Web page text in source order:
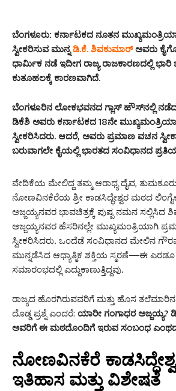
ಬೆಂಗಳೂರು: ಕರ್ನಾಟಕದ ನೂತನ
ಸ್ವೀಕರಿಸುವ ಮುನ್ನಡಿ.ಕೆ. ಶಿವಕುಮಾರ್ಅವರು
ಧಾರ್ಮಿಕ ನಡೆ ಇದೀಗ ರಾಜ್ಯ ರಾಜಕಾರಣದಲ್ಲಿ
ಕುತೂಹಲಕ್ಕೆ ಕಾರಣವಾಗಿದೆ.
ಬೆಂಗಳೂರಿನ ಲೋಕಭವನದ ಗ್ಲಾಸ್ ಹೌಸ್‌ನಲ್ಲಿ ನಡೆದ
ಡಿಕೆಶಿ ಅವರು ಕರ್ನಾಟಕದ 18ನೇ
ಸ್ವೀಕರಿಸಿದರು. ಆದರೆ, ಅವರು ಪ್ರಮಾಣ ವಚನ
ಬರುವಾಗಲೇ ಕೈಯಲ್ಲಿ ಭಾರತದ ಸಂವಿಧಾನದ
ವೇದಿಕೆಯ ಮೇಲಿದ್ದ ತಮ್ಮ ಆರಾಧ್ಯ ದೈವ,
ನೋಣವಿನಕೆರೆಯ ಶ್ರೀ ಕಾಡಸಿದ್ಧೇಶ್ವರ ಮಠದ
ಅಜ್ಜಯ್ಯನವರ ಭಾವಚಿತ್ರಕ್ಕೆ ಪುಷ್ಪ ನಮನ ಸಲ್ಲಿಸಿದ
ಅಜ್ಜಯ್ಯನವರ ಹೆಸರಿನಲ್ಲೇ ಮುಖ್ಯಮಂತ್ರಿಯಾಗಿ
ಸ್ವೀಕರಿಸಿದರು. ಒಂದೆಡೆ ಸಂವಿಧಾನದ ಮೇಲಿನ
ಮುನ್ನಡೆಸಿದ ಆಧ್ಯಾತ್ಮಿಕ ಶಕ್ತಿಯ ಸ್ಮರಣೆ—ಈ ಎರಡೂ
ಸಮಾರಂಭದಲ್ಲಿ ಎದ್ದುಕಾಣುತ್ತಿದ್ದವು.
ರಾಜ್ಯದ ಹೊರಗಿರುವವರಿಗೆ ಮತ್ತು ಹೊಸ
ದೊಡ್ಡ ಪ್ರಶ್ನೆ ಎಂದರೆ: ಯಾರೀ ಗಂಗಾಧರ ಅಜ್ಜಯ್ಯ?
ಅವರಿಗೆ ಈ ಮಠದೊಂದಿಗೆ ಇರುವ ಸಂಬಂಧ
ನೋಣವಿನಕೆರೆ
ಇತಿಹಾಸ ಮತ್ತು ವಿಶೇಷತೆ